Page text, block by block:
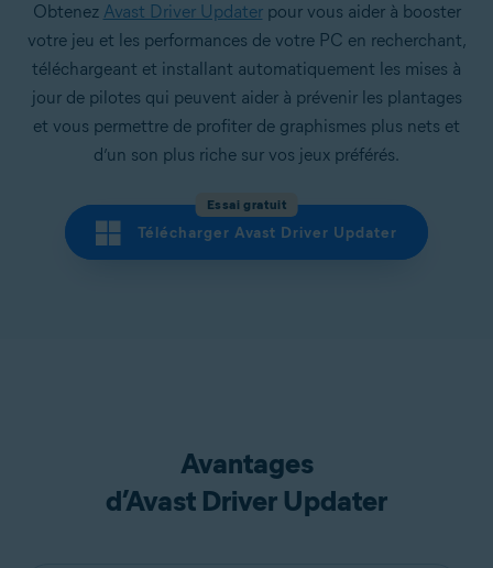
Obtenez Avast Driver Updaterpour vous aider à booster
votre jeu et les performances de votre PC en recherchant,
téléchargeant et installant automatiquement les mises à
jour de pilotes qui peuvent aider à prévenir les plantages
et vous permettre de profiter de graphismes plus nets et
d’un son plus riche sur vos jeux préférés.
Essai gratuit
Télécharger Avast Driver Updater
Avantages
d’Avast Driver Updater